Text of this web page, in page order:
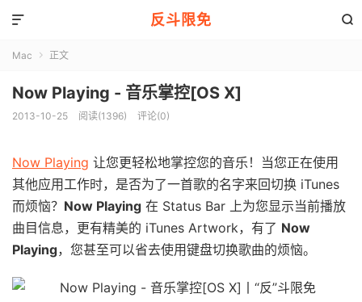
反斗限免 

Mac  正文
Now Playing - 音乐掌控[OS X]
2013-10-25 阅读(1396) 评论(0)
Now Playing 让您更轻松地掌控您的音乐！当您正在使用
其他应用工作时，是否为了一首歌的名字来回切换 iTunes
而烦恼？ Now Playing 在 Status Bar 上为您显示当前播放
曲目信息，更有精美的 iTunes Artwork，有了 Now
Playing，您甚至可以省去使用键盘切换歌曲的烦恼。